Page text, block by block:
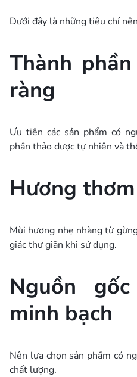
Dưới đây là những tiêu chí
Thành
ràng
Ưu tiên các sản phẩm có
phần thảo dược tự nhiên và
Hương
Mùi hương nhẹ nhàng từ
giác thư giãn khi sử dụng.
Nguồn
minh bạch
Nên lựa chọn sản phẩm có
chất lượng.